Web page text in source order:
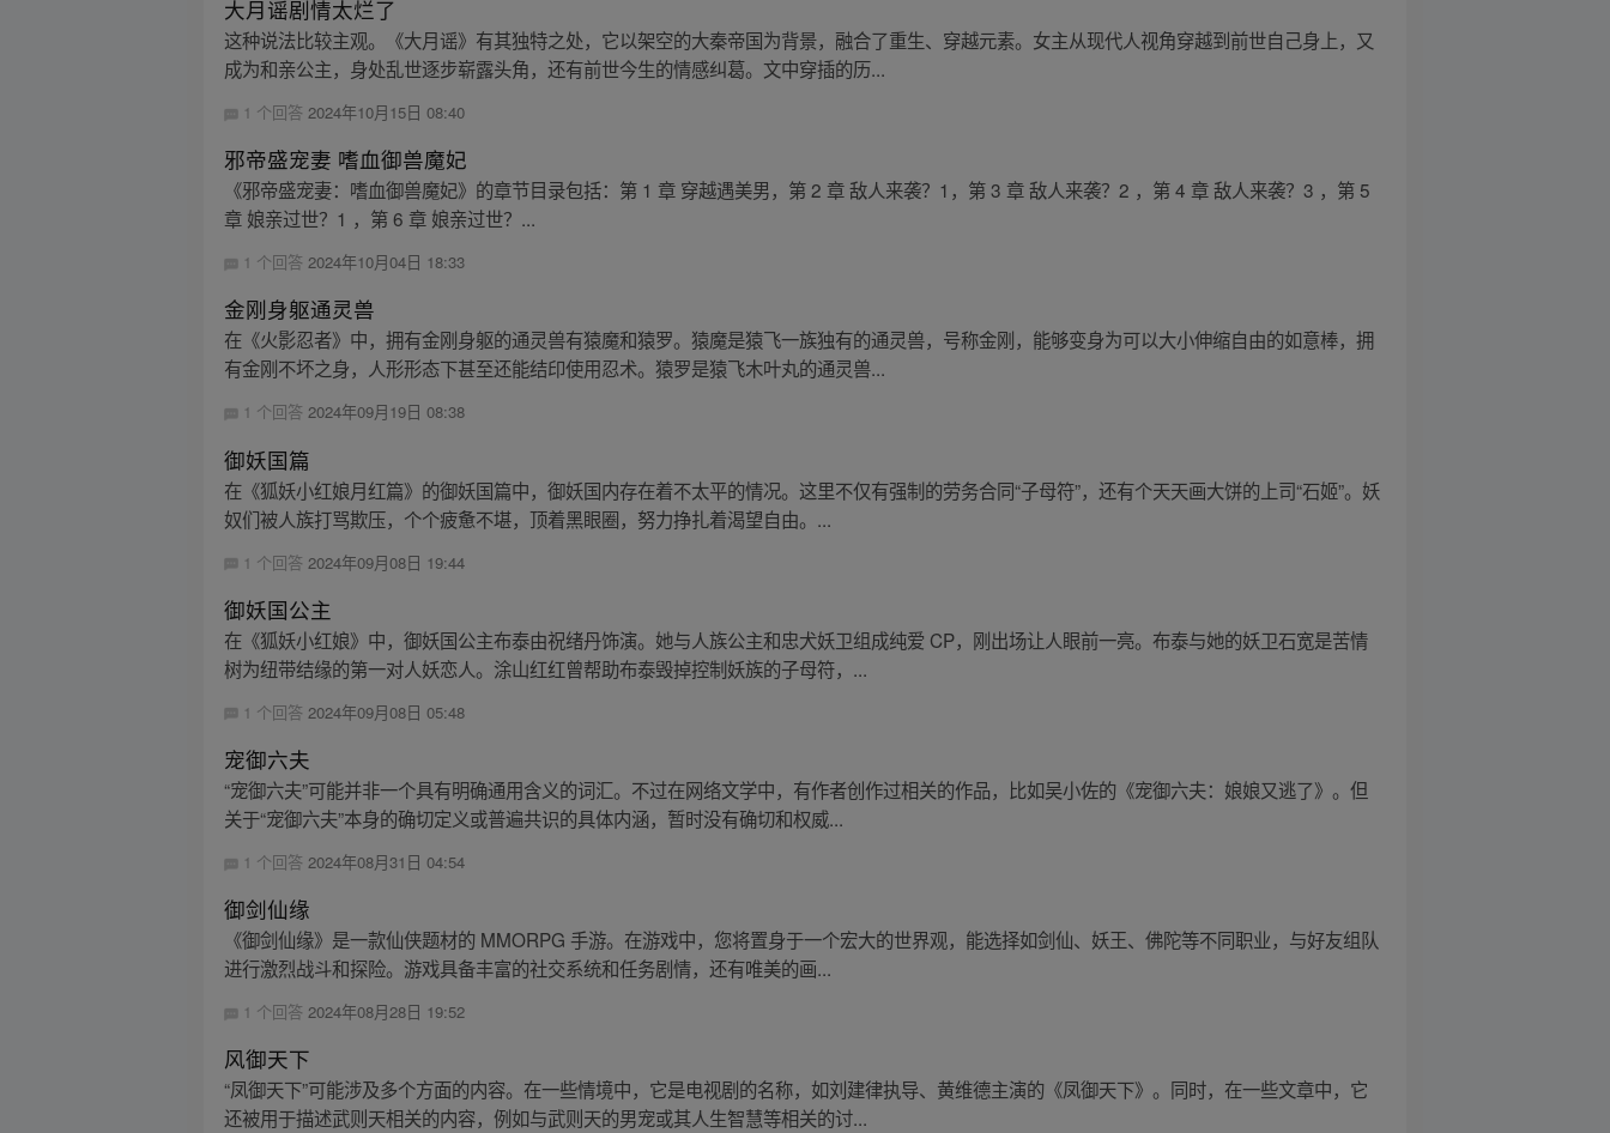
大月谣剧情太烂了
这种说法比较主观。《大月谣》有其独特之处，它以架空的大秦帝国为背景，融合了重生、穿越元素。女主从现代人视角穿越到前世自己身上，又
成为和亲公主，身处乱世逐步崭露头角，还有前世今生的情感纠葛。文中穿插的历...
1 个回答2024年10月15日 08:40
邪帝盛宠妻 嗜血御兽魔妃
《邪帝盛宠妻：嗜血御兽魔妃》的章节目录包括：第 1 章 穿越遇美男，第 2 章 敌人来袭？1，第 3 章 敌人来袭？2 ，第 4 章 敌人来袭？3 ，第 5
章 娘亲过世？1 ，第 6 章 娘亲过世？...
1 个回答2024年10月04日 18:33
金刚身躯通灵兽
在《火影忍者》中，拥有金刚身躯的通灵兽有猿魔和猿罗。猿魔是猿飞一族独有的通灵兽，号称金刚，能够变身为可以大小伸缩自由的如意棒，拥
有金刚不坏之身，人形形态下甚至还能结印使用忍术。猿罗是猿飞木叶丸的通灵兽...
1 个回答2024年09月19日 08:38
御妖国篇
在《狐妖小红娘月红篇》的御妖国篇中，御妖国内存在着不太平的情况。这里不仅有强制的劳务合同“子母符”，还有个天天画大饼的上司“石姬”。妖
奴们被人族打骂欺压，个个疲惫不堪，顶着黑眼圈，努力挣扎着渴望自由。...
1 个回答 2024年09月08日 19:44
御妖国公主
在《狐妖小红娘》中，御妖国公主布泰由祝绪丹饰演。她与人族公主和忠犬妖卫组成纯爱 CP，刚出场让人眼前一亮。布泰与她的妖卫石宽是苦情
树为纽带结缘的第一对人妖恋人。涂山红红曾帮助布泰毁掉控制妖族的子母符，...
1 个回答 2024年09月08日 05:48
宠御六夫
“宠御六夫”可能并非一个具有明确通用含义的词汇。不过在网络文学中，有作者创作过相关的作品，比如吴小佐的《宠御六夫：娘娘又逃了》。但
关于“宠御六夫”本身的确切定义或普遍共识的具体内涵，暂时没有确切和权威...
1 个回答2024年08月31日 04:54
御剑仙缘
《御剑仙缘》是一款仙侠题材的 MMORPG 手游。在游戏中，您将置身于一个宏大的世界观，能选择如剑仙、妖王、佛陀等不同职业，与好友组队
进行激烈战斗和探险。游戏具备丰富的社交系统和任务剧情，还有唯美的画...
1 个回答2024年08月28日 19:52
风御天下
“凤御天下”可能涉及多个方面的内容。在一些情境中，它是电视剧的名称，如刘建律执导、黄维德主演的《凤御天下》。同时，在一些文章中，它
还被用于描述武则天相关的内容，例如与武则天的男宠或其人生智慧等相关的讨...